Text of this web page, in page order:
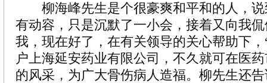
柳海峰先生是个很豪爽和平和的人，说
有动容，只是沉默了一小会，接着又向我
我，现在好了，在有关领导的关心帮助下
户上海延安药业有限公司，不久就可在医
的风采，为广大骨伤病人造福。柳先生还